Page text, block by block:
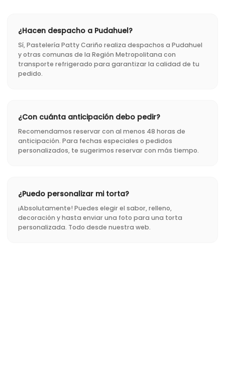
¿Hacen despacho a Pudahuel?
Sí, Pastelería Patty Cariño realiza despachos a Pudahuel
y otras comunas de la Región Metropolitana con
transporte refrigerado para garantizar la calidad de tu
pedido.
¿Con cuánta anticipación debo pedir?
Recomendamos reservar con al menos 48 horas de
anticipación. Para fechas especiales o pedidos
personalizados, te sugerimos reservar con más tiempo.
¿Puedo personalizar mi torta?
¡Absolutamente! Puedes elegir el sabor, relleno,
decoración y hasta enviar una foto para una torta
personalizada. Todo desde nuestra web.